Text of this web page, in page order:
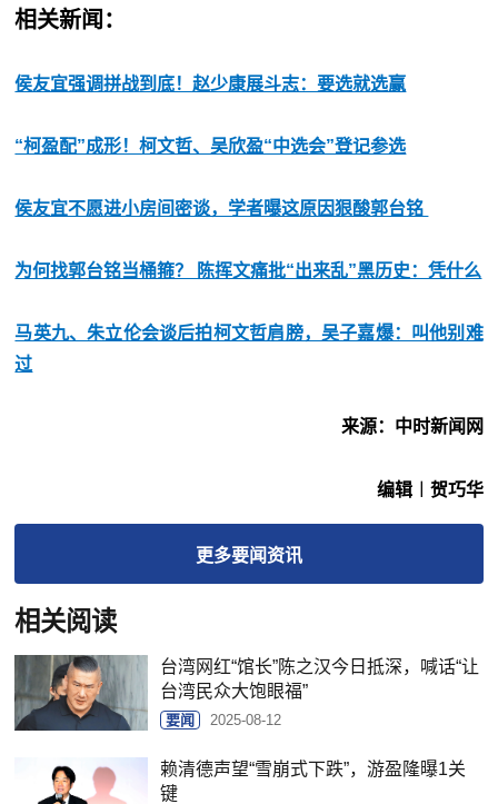
相关新闻：
侯友宜强调拼战到底！赵少康展斗志：要选就选赢
“柯盈配”成形！柯文哲、吴欣盈“中选会”登记参选
侯友宜不愿进小房间密谈，学者曝这原因狠酸郭台铭
为何找郭台铭当桶箍？ 陈挥文痛批“出来乱”黑历史：凭什么
马英九、朱立伦会谈后拍柯文哲肩膀，吴子嘉爆：叫他别难
过
来源：中时新闻网
编辑︱贺巧华
更多要闻资讯
相关阅读
台湾网红“馆长”陈之汉今日抵深，喊话“让
台湾民众大饱眼福”
要闻 2025-08-12
赖清德声望“雪崩式下跌”，游盈隆曝1关
键